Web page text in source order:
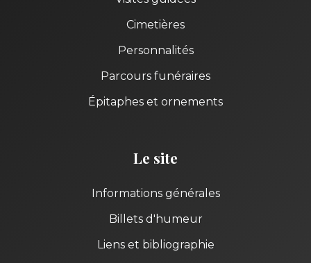
Cimetières
Personnalités
Parcours funéraires
Épitaphes et ornements
Le site
Informations générales
Billets d'humeur
Liens et bibliographie